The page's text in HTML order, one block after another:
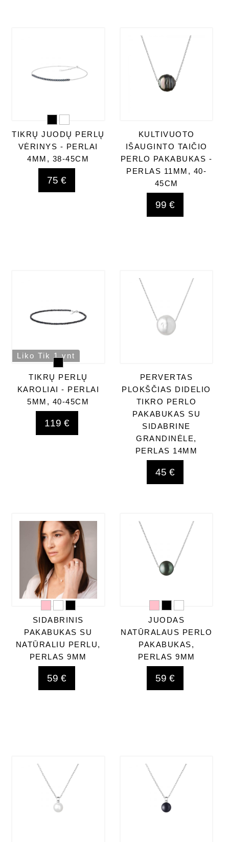
TIKRŲ JUODŲ PERLŲ
VĖRINYS - PERLAI
4MM, 38-45CM
75 €
KULTIVUOTO
IŠAUGINTO TAIČIO
PERLO PAKABUKAS -
PERLAS 11MM, 40-
45CM
99 €
Liko Tik 1 vnt
TIKRŲ PERLŲ
KAROLIAI - PERLAI
5MM, 40-45CM
119 €
PERVERTAS
PLOKŠČIAS DIDELIO
TIKRO PERLO
PAKABUKAS SU
SIDABRINE
GRANDINĖLE,
PERLAS 14MM
45 €
SIDABRINIS
PAKABUKAS SU
NATŪRALIU PERLU,
PERLAS 9MM
59 €
JUODAS
NATŪRALAUS PERLO
PAKABUKAS,
PERLAS 9MM
59 €